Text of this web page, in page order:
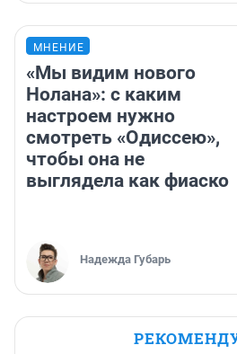
МНЕНИЕ
«Мы видим нового
Нолана»: с каким
настроем нужно
смотреть «Одиссею»,
чтобы она не
выглядела как фиаско
Надежда Губарь